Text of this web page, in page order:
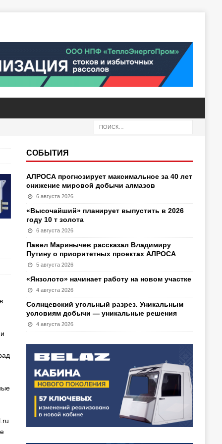
СОБЫТИЯ
АЛРОСА прогнозирует максимальное за 40 лет
снижение мировой добычи алмазов
6 августа 2026
«Высочайший» планирует выпустить в 2026
году 10 т золота
6 августа 2026
Павел Маринычев рассказал Владимиру
Путину о приоритетных проектах АЛРОСА
5 августа 2026
«Янзолото» начинает работу на новом участке
4 августа 2026
Солнцевский угольный разрез. Уникальным
условиям добычи — уникальные решения
4 августа 2026